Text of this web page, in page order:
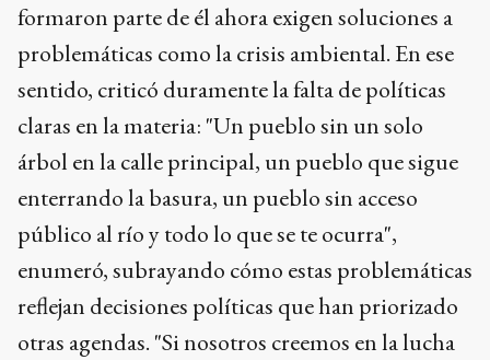
formaron parte de él ahora exigen soluciones a
problemáticas como la crisis ambiental. En ese
sentido, criticó duramente la falta de políticas
claras en la materia: "Un pueblo sin un solo
árbol en la calle principal, un pueblo que sigue
enterrando la basura, un pueblo sin acceso
público al río y todo lo que se te ocurra",
enumeró, subrayando cómo estas problemáticas
reflejan decisiones políticas que han priorizado
otras agendas. "Si nosotros creemos en la lucha